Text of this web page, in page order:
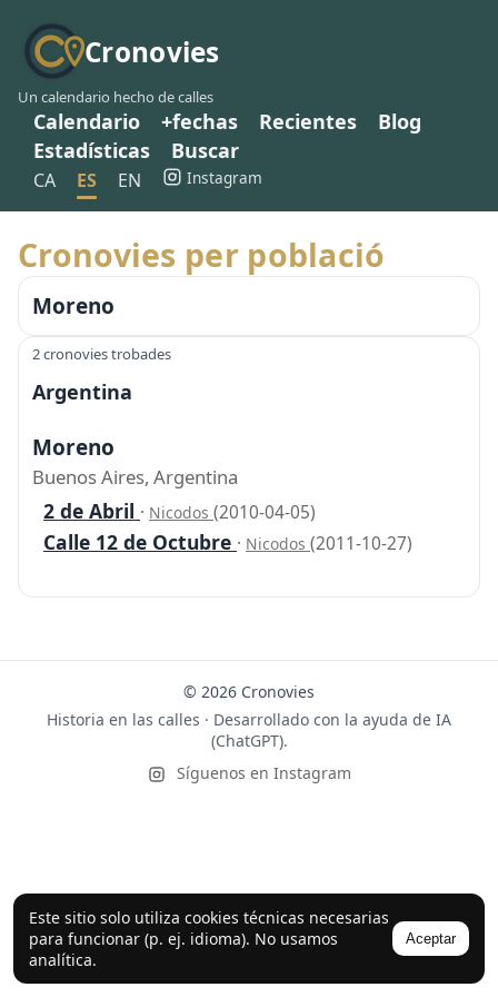
Cronovies
Un calendario hecho de calles
Calendario +fechas Recientes
Blog
Estadísticas
Buscar
CA ES EN Instagram
Este sitio solo utiliza cookies técnicas necesarias
para funcionar (p. ej. idioma). No usamos
analítica.
Aceptar
Cronovies per població
Moreno
2 cronovies trobades
Argentina
Moreno
Buenos Aires, Argentina
2 de Abril · Nicodos (2010-04-05)
Calle 12 de Octubre · Nicodos (2011-10-27)
© 2026 Cronovies
Historia en las calles · Desarrollado con la ayuda de IA
(ChatGPT).
Síguenos en Instagram